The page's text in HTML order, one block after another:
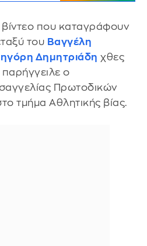
βίντεο που καταγράφουν
του Βαγγέλη
Δημητριάδη χθες
ο
Πρωτοδικών
τμήμα Αθλητικής βίας.